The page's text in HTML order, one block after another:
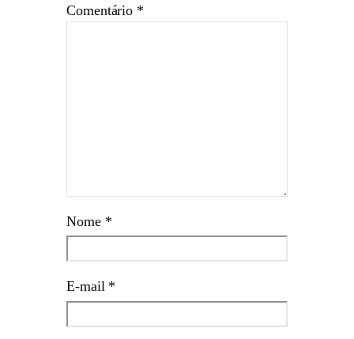
Comentário *
Nome *
E-mail *